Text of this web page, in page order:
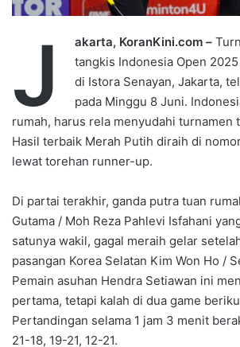
J akarta, KoranKini.com –
tangkis Indonesia Open
di Istora Senayan, Jakarta,
pada Minggu 8 Juni.
rumah, harus rela menyudahi turnamen
Hasil terbaik Merah Putih diraih di
lewat torehan runner-up.
Di partai terakhir, ganda putra tuan
Gutama / Moh Reza Pahlevi Isfahani
satunya wakil, gagal meraih gelar
pasangan Korea Selatan Kim Won Ho /
Pemain asuhan Hendra Setiawan ini
pertama, tetapi kalah di dua game
Pertandingan selama 1 jam 3 menit
21-18, 19-21, 12-21.